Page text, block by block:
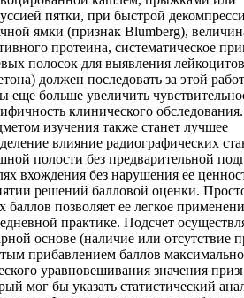
пятки, при быстрой
ямки (признак Blumberg),
протеина, систематическое
полосок для выявления
должен последовать за этой
еще больше увеличить
клинического обследования.
изучения также станет лучшее
влияние радиографических
полости без предварительной
вхождения без нарушения ее
решений балловой оценки.
баллов позволяет ее легкое
практике. Подсчет
основе (наличие или отсутствие
прибавлением баллов максимально
уравновешивания значения
мог бы указать статистический